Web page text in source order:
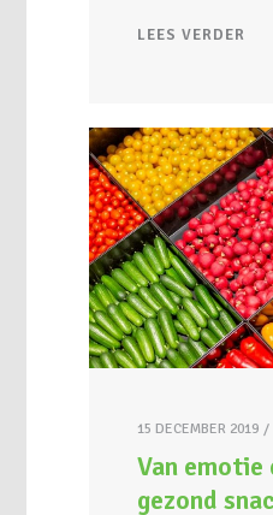
LEES VERDER
15 DECEMBER 2019
Van emotie
gezond